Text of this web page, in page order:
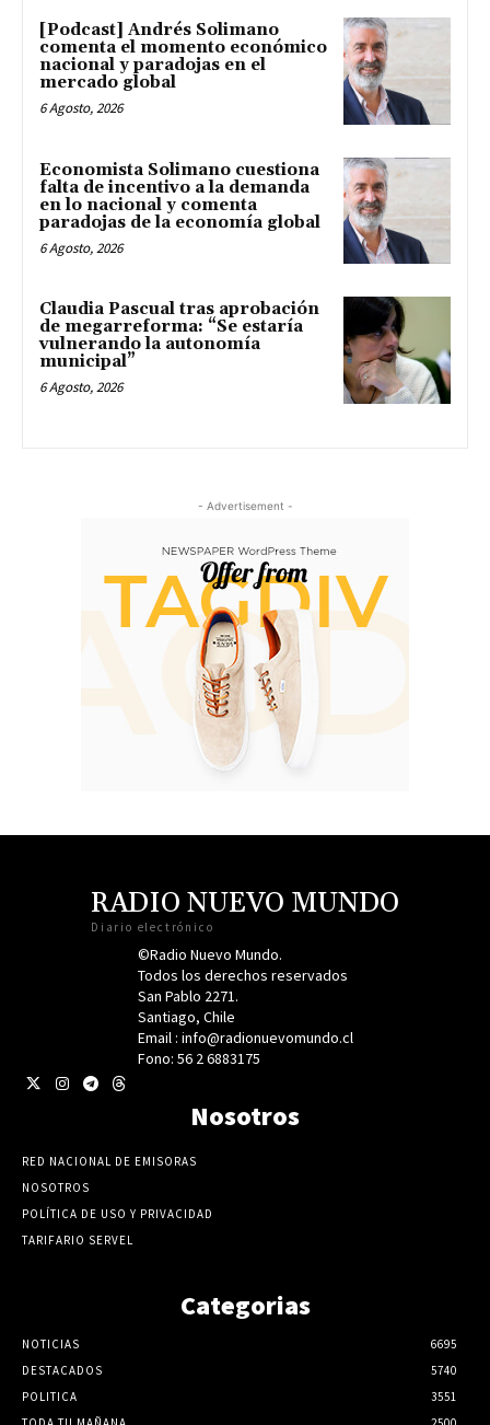
[Podcast] Andrés Solimano
comenta el momento económico
nacional y paradojas en el
mercado global
6 Agosto, 2026
Economista Solimano cuestiona
falta de incentivo a la demanda
en lo nacional y comenta
paradojas de la economía global
6 Agosto, 2026
Claudia Pascual tras aprobación
de megarreforma: “Se estaría
vulnerando la autonomía
municipal”
6 Agosto, 2026
- Advertisement -
RADIO NUEVO MUNDO
Diario electrónico
©Radio Nuevo Mundo.
Todos los derechos reservados
San Pablo 2271.
Santiago, Chile
Email : info@radionuevomundo.cl
Fono: 56 2 6883175
Nosotros
RED NACIONAL DE EMISORAS
NOSOTROS
POLÍTICA DE USO Y PRIVACIDAD
TARIFARIO SERVEL
Categorias
NOTICIAS
6695
DESTACADOS
5740
POLITICA
3551